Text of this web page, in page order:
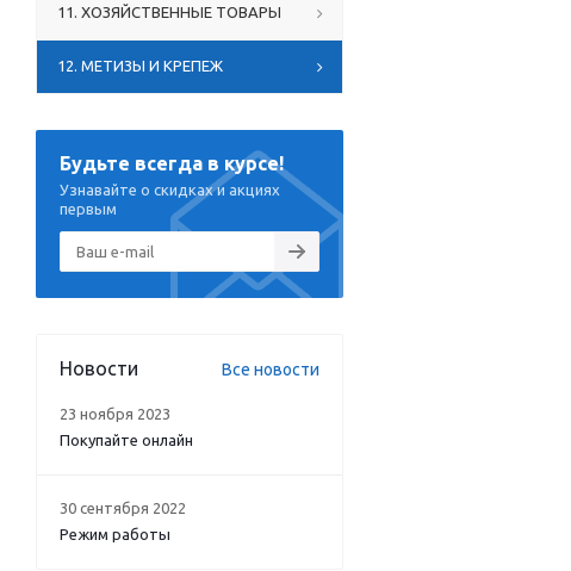
11. ХОЗЯЙСТВЕННЫЕ ТОВАРЫ
12. МЕТИЗЫ И КРЕПЕЖ
Будьте всегда в курсе!
Узнавайте о скидках и акциях
первым
Новости Все новости
23 ноября 2023
Покупайте онлайн
30 сентября 2022
Режим работы